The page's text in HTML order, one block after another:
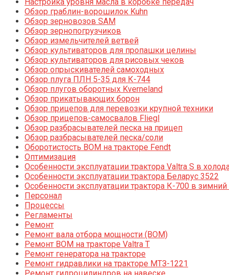
Обзор граблин-ворошилок Kuhn
Обзор зерновозов SAM
Обзор зернопогрузчиков
Обзор измельчителей ветвей
Обзор культиваторов для пропашки целины
Обзор культиваторов для рисовых чеков
Обзор опрыскивателей самоходных
Обзор плуга ПЛН 5-35 для К-744
Обзор плугов оборотных Kverneland
Обзор прикатывающих борон
Обзор прицепов для перевозки крупной техники
Обзор прицепов-самосвалов Fliegl
Обзор разбрасывателей песка на прицеп
Обзор разбрасывателей песка/соли
Оборотистость ВОМ на тракторе Fendt
Оптимизация
Особенности эксплуатации трактора Valtra S в
Особенности эксплуатации трактора Беларус 3522
Особенности эксплуатации трактора К-700 в
Персонал
Процессы
Регламенты
Ремонт
Ремонт вала отбора мощности (ВОМ)
Ремонт ВОМ на тракторе Valtra T
Ремонт генератора на тракторе
Ремонт гидравлики на тракторе МТЗ-1221
Ремонт гидроцилиндров на навеске